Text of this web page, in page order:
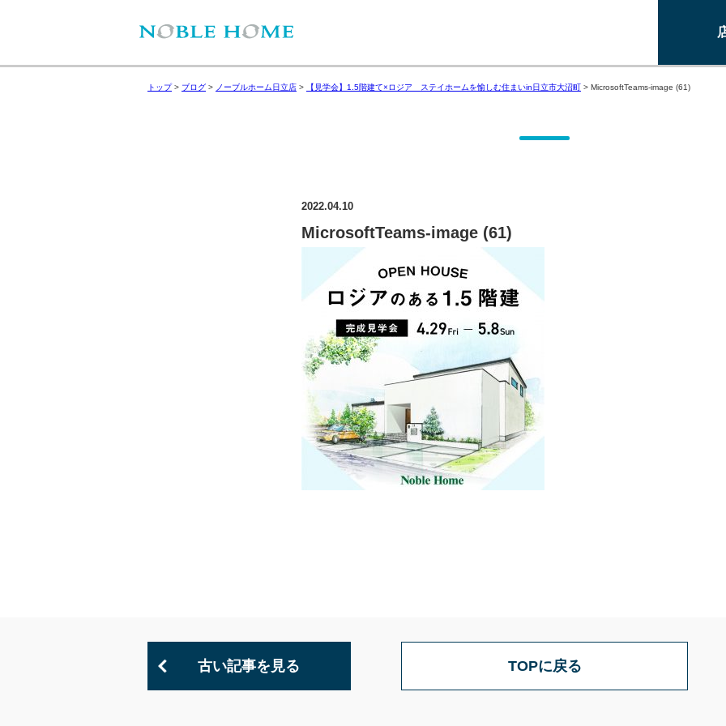
トップ> ブログ > ノーブルホーム日立店 > 【見学会】1.5階建て×ロジア ステイホームを愉しむ住まいin日立市大沼町 > MicrosoftTeams-image (61)
2022.04.10
MicrosoftTeams-image (61)
古い記事を見る TOPに戻る